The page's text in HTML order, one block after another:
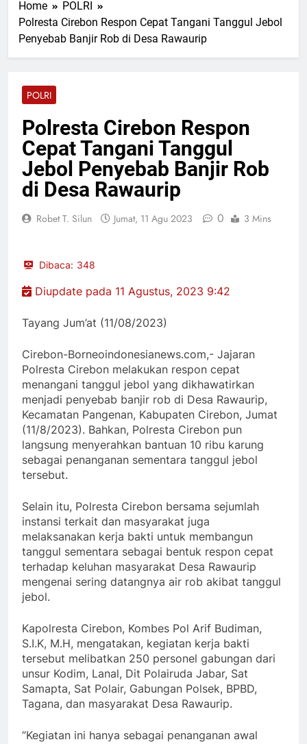
Terinspirasi Kisah Nyata,
Romeo AL-ILHAM Rilis “Kau
Sabtu, 8 Agu 2026
Wali Kota Pekanbaru dan
Tiga Negara Tanam Pohon
di Pekanbaru
Sabtu, 8 Agu 2026
Dugaan Galian C Bodong
Bermodus Perataan Lokasi
Mencuat, Krimsus Polda
Riau Akan Tinjauan Lokasi
Sabtu, 8 Agu 2026
Home
POLRI
Polresta Cirebon Respon Cepat Tangani Tanggul Jebol
Penyebab Banjir Rob di Desa Rawaurip
POLRI
Polresta Cirebon Respon
Cepat Tangani Tanggul
Jebol Penyebab Banjir Rob
di Desa Rawaurip
Robet T. Silun Jumat, 11 Agu 2023 0 3 Mins
Dibaca: 348
Diupdate pada 11 Agustus, 2023 9:42
Tayang Jum’at (11/08/2023)
Cirebon-Borneoindonesianews.com,- Jajaran
Polresta Cirebon melakukan respon cepat
menangani tanggul jebol yang dikhawatirkan
menjadi penyebab banjir rob di Desa Rawaurip,
Kecamatan Pangenan, Kabupaten Cirebon, Jumat
(11/8/2023). Bahkan, Polresta Cirebon pun
langsung menyerahkan bantuan 10 ribu karung
sebagai penanganan sementara tanggul jebol
tersebut.
Selain itu, Polresta Cirebon bersama sejumlah
instansi terkait dan masyarakat juga
melaksanakan kerja bakti untuk membangun
tanggul sementara sebagai bentuk respon cepat
terhadap keluhan masyarakat Desa Rawaurip
mengenai sering datangnya air rob akibat tanggul
jebol.
Kapolresta Cirebon, Kombes Pol Arif Budiman,
S.I.K, M.H, mengatakan, kegiatan kerja bakti
tersebut melibatkan 250 personel gabungan dari
unsur Kodim, Lanal, Dit Polairuda Jabar, Sat
Samapta, Sat Polair, Gabungan Polsek, BPBD,
Tagana, dan masyarakat Desa Rawaurip.
“Kegiatan ini hanya sebagai penanganan awal